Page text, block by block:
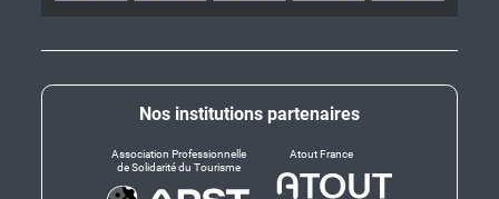
Nos institutions partenaires
Association Professionnelle
de Solidarité du Tourisme
Atout France